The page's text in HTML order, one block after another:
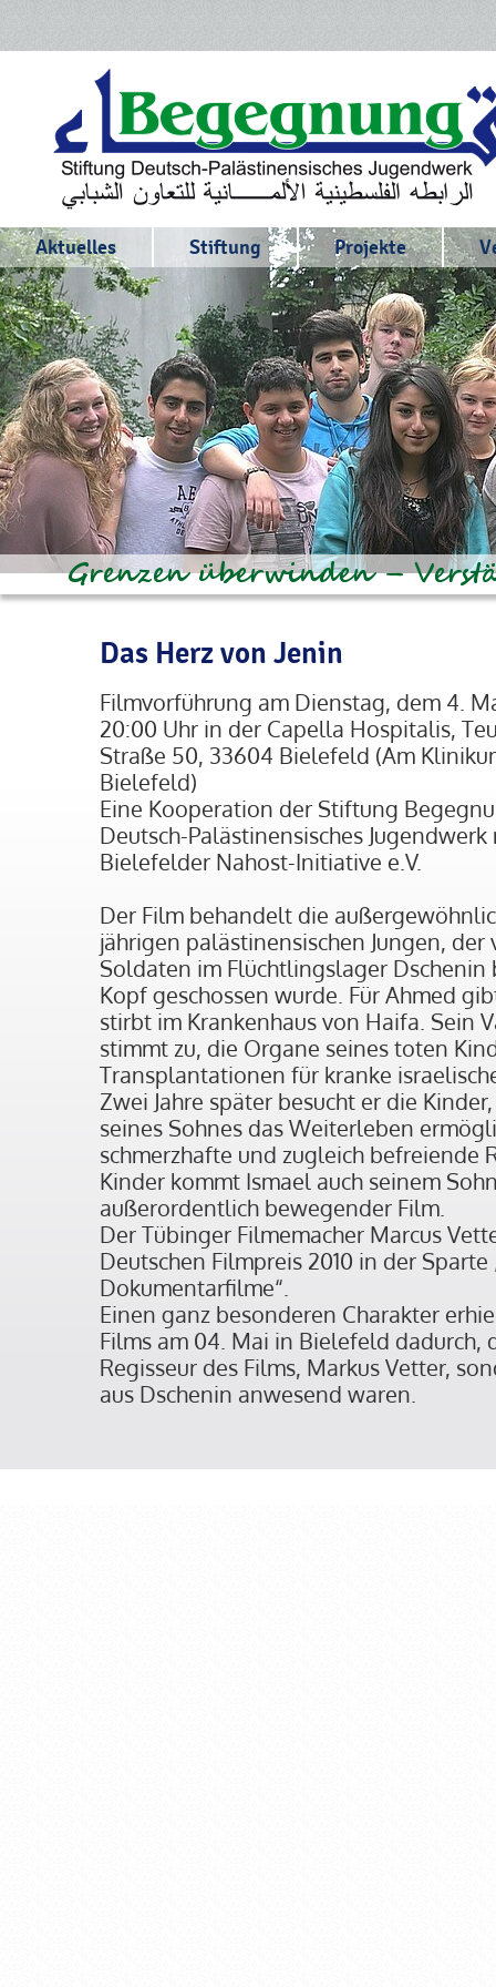
Aktuelles Stiftung Projekte
Das Herz von Jenin
Filmvorführung am Dienstag, dem 4.
20:00 Uhr in der Capella Hospitalis,
Straße 50, 33604 Bielefeld (Am
Bielefeld)
Eine Kooperation der Stiftung
Deutsch-Palästinensisches
Bielefelder Nahost-Initiative e.V.
Der Film behandelt die
jährigen palästinensischen Jungen, der
Soldaten im Flüchtlingslager
Kopf geschossen wurde. Für Ahmed
stirbt im Krankenhaus von Haifa. Sein
stimmt zu, die Organe seines toten
Transplantationen für kranke
Zwei Jahre später besucht er die
seines Sohnes das Weiterleben
schmerzhafte und zugleich befreiende
Kinder kommt Ismael auch seinem
außerordentlich bewegender Film.
Der Tübinger Filmemacher Marcus
Deutschen Filmpreis 2010 in der
Dokumentarfilme“.
Einen ganz besonderen Charakter
Films am 04. Mai in Bielefeld dadurch,
Regisseur des Films, Markus Vetter,
aus Dschenin anwesend waren.